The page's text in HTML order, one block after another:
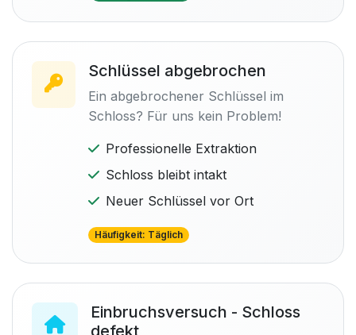
Schlüssel abgebrochen
Ein abgebrochener Schlüssel im
Schloss? Für uns kein Problem!
Professionelle Extraktion
Schloss bleibt intakt
Neuer Schlüssel vor Ort
Häufigkeit: Täglich
Einbruchsversuch - Schloss
defekt